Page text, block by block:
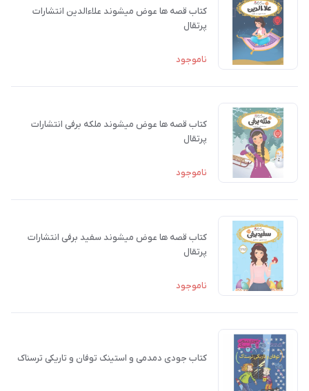
کتاب قصه ها عوض میشوند علاءالدین انتشارات
پرتقال
ناموجود
کتاب قصه ها عوض میشوند ملکه برفی انتشارات
پرتقال
ناموجود
کتاب قصه ها عوض میشوند سفید برفی انتشارات
پرتقال
ناموجود
کتاب جودی دمدمی و استینک توفان و تاریکی ترسناک